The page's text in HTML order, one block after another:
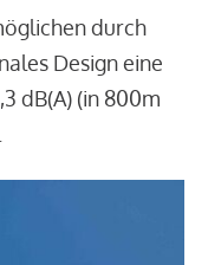
durch
Design eine
dB(A) (in 800m